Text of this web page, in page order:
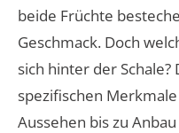
beide Früchte
Geschmack. Doch
sich hinter der
spezifischen
Aussehen bis zu